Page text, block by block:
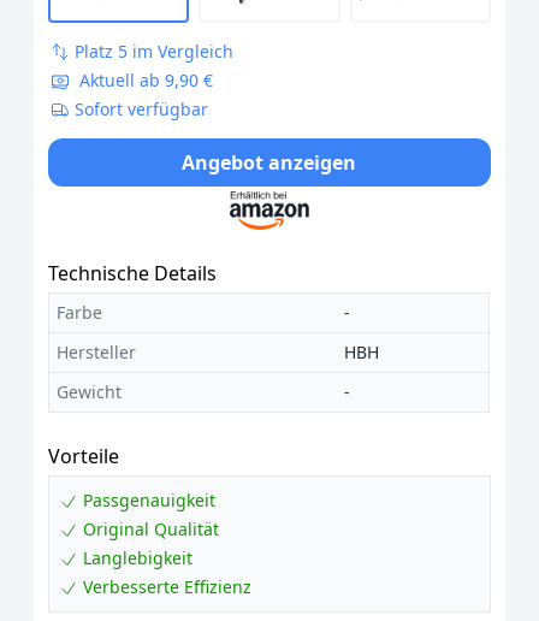
Platz 5 im Vergleich
Aktuell ab 9,90 €
Sofort verfügbar
Angebot anzeigen
Technische Details
Farbe
-
Hersteller
HBH
Gewicht
-
Vorteile
Passgenauigkeit
Original Qualität
Langlebigkeit
Verbesserte Effizienz